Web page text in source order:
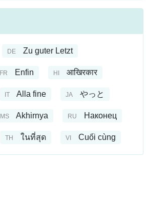
DE Zu guter Letzt
FR Enfin HI आखिरकार
IT Alla fine JA やっと
MS Akhirnya RU Наконец
TH ในที่สุด VI Cuối cùng